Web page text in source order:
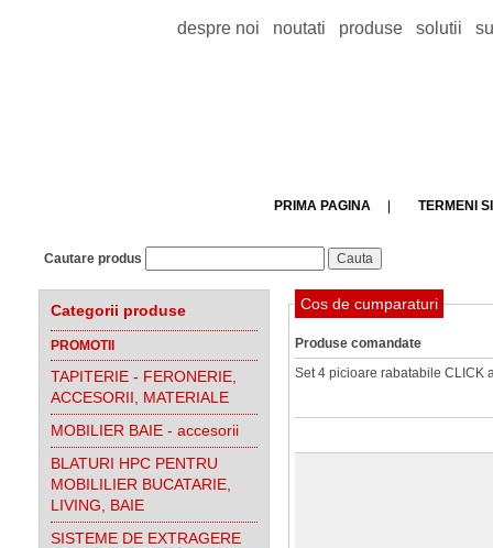
despre noi noutati produse solutii
PRIMA PAGINA TERMENI
Cautare produs
Categorii produse
PROMOTII
TAPITERIE - FERONERIE,
ACCESORII, MATERIALE
MOBILIER BAIE - accesorii
BLATURI HPC PENTRU
MOBILILIER BUCATARIE,
LIVING, BAIE
SISTEME DE EXTRAGERE
Cos de cumparaturi
Produse comandate
Set 4 picioare rabatabile CLICK